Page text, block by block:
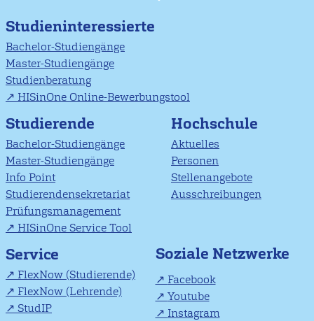
Studieninteressierte
Bachelor-Studiengänge
Master-Studiengänge
Studienberatung
HISinOne Online-Bewerbungstool
Studierende
Bachelor-Studiengänge
Master-Studiengänge
Info Point
Studierendensekretariat
Prüfungsmanagement
HISinOne Service Tool
Hochschule
Aktuelles
Personen
Stellenangebote
Ausschreibungen
Service
FlexNow (Studierende)
FlexNow (Lehrende)
StudIP
Soziale Netzwerke
Facebook
Youtube
Instagram